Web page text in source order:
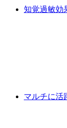
知覚過敏効
マルチに活